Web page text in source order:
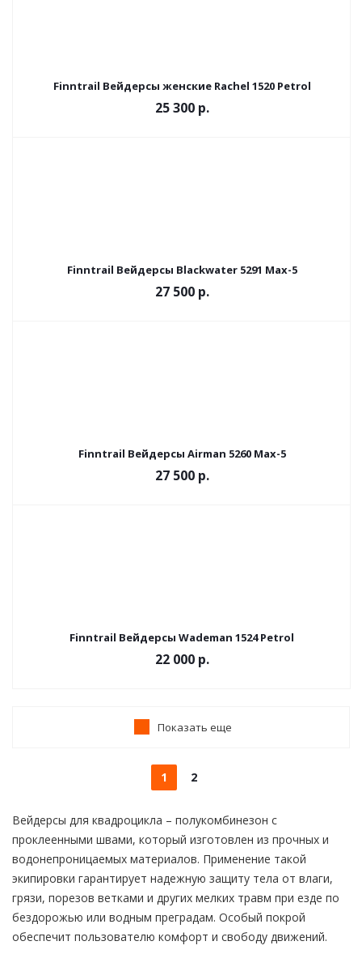
Finntrail Вейдерсы женские Rachel 1520 Petrol
25 300 р.
Finntrail Вейдерсы Blackwater 5291 Max-5
27 500 р.
Finntrail Вейдерсы Airman 5260 Max-5
27 500 р.
Finntrail Вейдерсы Wademan 1524 Petrol
22 000 р.
Показать еще
1 2
Вейдерсы для квадроцикла – полукомбинезон с
проклеенными швами, который изготовлен из прочных и
водонепроницаемых материалов. Применение такой
экипировки гарантирует надежную защиту тела от влаги,
грязи, порезов ветками и других мелких травм при езде по
бездорожью или водным преградам. Особый покрой
обеспечит пользователю комфорт и свободу движений.